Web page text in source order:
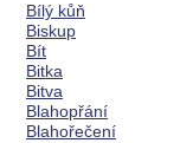
Bílý kůň
Biskup
Bít
Bitka
Bitva
Blahopřání
Blahořečení